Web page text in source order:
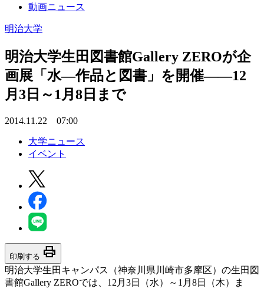
動画ニュース
明治大学
明治大学生田図書館Gallery ZEROが企
画展「水―作品と図書」を開催――12
月3日～1月8日まで
2014.11.22 07:00
大学ニュース
イベント
印刷する print
明治大学生田キャンパス（神奈川県川崎市多摩区）の生田図
書館Gallery ZEROでは、12月3日（水）～1月8日（木）ま